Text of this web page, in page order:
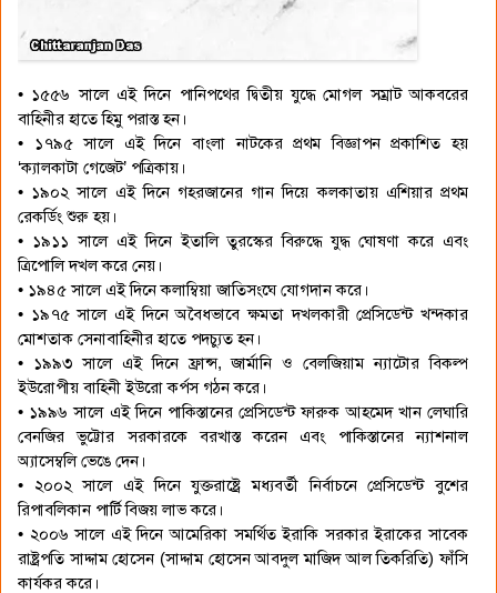
• ১৫৫৬ সালে এই দিনে পানিপথের দ্বিতীয় যুদ্ধে মোগল সম্রাট আকবরের
বাহিনীর হাতে হিমু পরাস্ত হন।
• ১৭৯৫ সালে এই দিনে বাংলা নাটকের প্রথম বিজ্ঞাপন প্রকাশিত হয়
‘ক্যালকাটা গেজেট’ পত্রিকায়।
• ১৯০২ সালে এই দিনে গহরজানের গান দিয়ে কলকাতায় এশিয়ার প্রথম
রেকর্ডিং শুরু হয়।
• ১৯১১ সালে এই দিনে ইতালি তুরস্কের বিরুদ্ধে যুদ্ধ ঘোষণা করে এবং
ত্রিপোলি দখল করে নেয়।
• ১৯৪৫ সালে এই দিনে কলাম্বিয়া জাতিসংঘে যোগদান করে।
• ১৯৭৫ সালে এই দিনে অবৈধভাবে ক্ষমতা দখলকারী প্রেসিডেন্ট খন্দকার
মোশতাক সেনাবাহিনীর হাতে পদচ্যুত হন।
• ১৯৯৩ সালে এই দিনে ফ্রান্স, জার্মানি ও বেলজিয়াম ন্যাটোর বিকল্প
ইউরোপীয় বাহিনী ইউরো কর্পস গঠন করে।
• ১৯৯৬ সালে এই দিনে পাকিস্তানের প্রেসিডেন্ট ফারুক আহমেদ খান লেঘারি
বেনজির ভুট্টোর সরকারকে বরখাস্ত করেন এবং পাকিস্তানের ন্যাশনাল
অ্যাসেম্বলি ভেঙে দেন।
• ২০০২ সালে এই দিনে যুক্তরাষ্ট্রে মধ্যবর্তী নির্বাচনে প্রেসিডেন্ট বুশের
রিপাবলিকান পার্টি বিজয় লাভ করে।
• ২০০৬ সালে এই দিনে আমেরিকা সমর্থিত ইরাকি সরকার ইরাকের সাবেক
রাষ্ট্রপতি সাদ্দাম হোসেন (সাদ্দাম হোসেন আবদুল মাজিদ আল তিকরিতি) ফাঁসি
কার্যকর করে।